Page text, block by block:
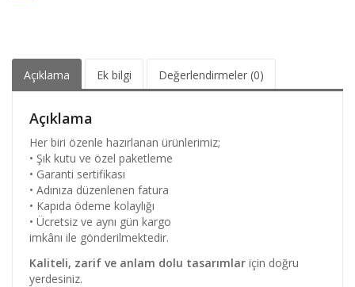
Açıklama Ek bilgi Değerlendirmeler (0)
Açıklama
Her biri özenle hazırlanan ürünlerimiz;
• Şık kutu ve özel paketleme
• Garanti sertifikası
• Adınıza düzenlenen fatura
• Kapıda ödeme kolaylığı
• Ücretsiz ve aynı gün kargo
imkânı ile gönderilmektedir.
Kaliteli, zarif ve anlam dolu tasarımlar için doğru
yerdesiniz.